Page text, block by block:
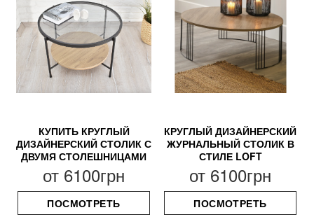
КУПИТЬ КРУГЛЫЙ
ДИЗАЙНЕРСКИЙ СТОЛИК С
ДВУМЯ СТОЛЕШНИЦАМИ
от 6100грн
ПОСМОТРЕТЬ
КРУГЛЫЙ ДИЗАЙНЕРСКИЙ
ЖУРНАЛЬНЫЙ СТОЛИК В
СТИЛЕ LOFT
от 6100грн
ПОСМОТРЕТЬ